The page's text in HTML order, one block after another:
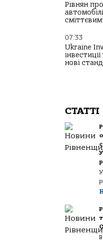
Рівнян
07:33
Ukraine
нові
СТАТТІ